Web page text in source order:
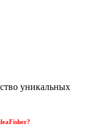
уникальных